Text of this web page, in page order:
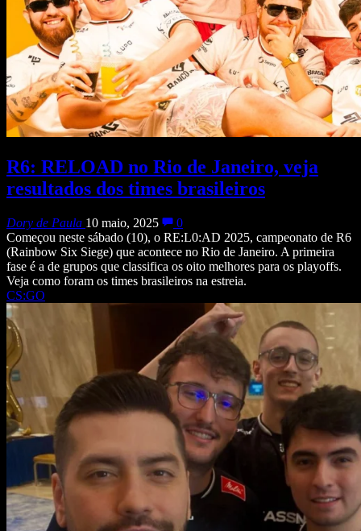
R6: RELOAD no Rio de Janeiro, veja
resultados dos times brasileiros
Dory de Paula 10 maio, 2025
0
Começou neste sábado (10), o RE:L0:AD 2025, campeonato de R6
(Rainbow Six Siege) que acontece no Rio de Janeiro. A primeira
fase é a de grupos que classifica os oito melhores para os playoffs.
Veja como foram os times brasileiros na estreia.
CS:GO